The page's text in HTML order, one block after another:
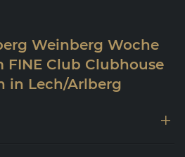
Weinberg Woche
FINE Club Clubhouse
in Lech/Arlberg